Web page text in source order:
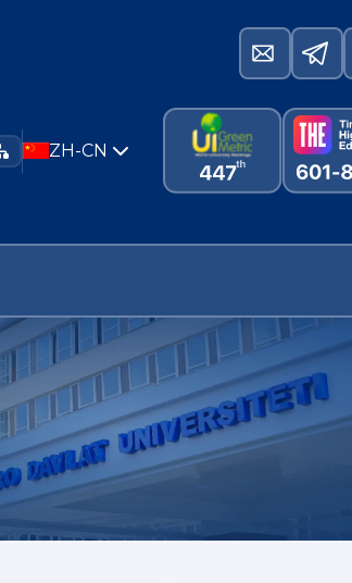
ZH-CN